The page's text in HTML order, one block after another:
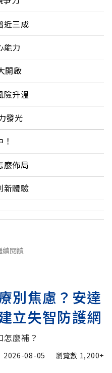
近三成
能力
開啟
險升溫
發光
麼佈局
新體驗
續閱讀
別焦慮？安達
立失智防護網
麼補？
2026-08-05 瀏覽數 1,200+